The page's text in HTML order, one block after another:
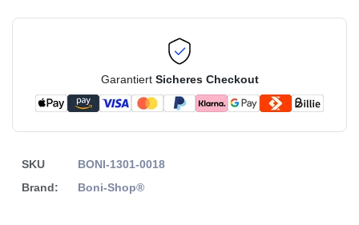
Garantiert Sicheres Checkout
SKU
BONI-1301-0018
Brand:
Boni-Shop®